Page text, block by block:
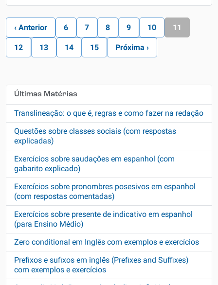
‹ Anterior 6 7 8 9 10 11
12 13 14 15 Próxima ›
Últimas Matérias
Translineação: o que é, regras e como fazer na redação
Questões sobre classes sociais (com respostas
explicadas)
Exercícios sobre saudações em espanhol (com
gabarito explicado)
Exercícios sobre pronombres posesivos em espanhol
(com respostas comentadas)
Exercícios sobre presente de indicativo em espanhol
(para Ensino Médio)
Zero conditional em Inglês com exemplos e exercícios
Prefixos e sufixos em inglês (Prefixes and Suffixes)
com exemplos e exercícios